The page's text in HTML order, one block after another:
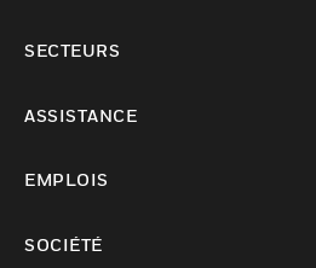
SECTEURS
ASSISTANCE
EMPLOIS
SOCIÉTÉ